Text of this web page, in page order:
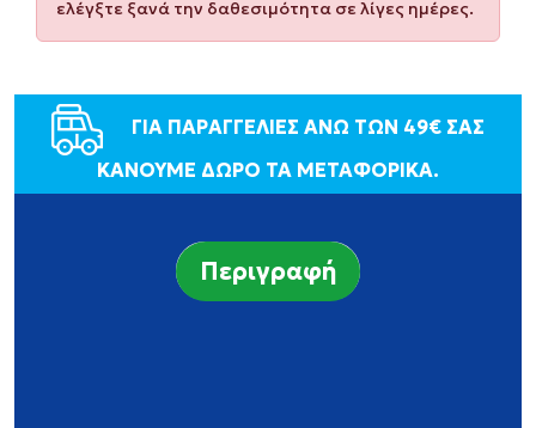
ελέγξτε ξανά την δαθεσιμότητα σε λίγες ημέρες.
ΓΙΑ ΠΑΡΑΓΓΕΛΙΕΣ ΑΝΩ ΤΩΝ 49€ ΣΑΣ
ΚΑΝΟΥΜΕ ΔΩΡΟ ΤΑ ΜΕΤΑΦΟΡΙΚΑ.
Περιγραφή